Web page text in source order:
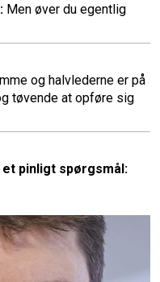
Men øver du egentlig
og halvlederne er på
tøvende at opføre sig
pinligt spørgsmål: